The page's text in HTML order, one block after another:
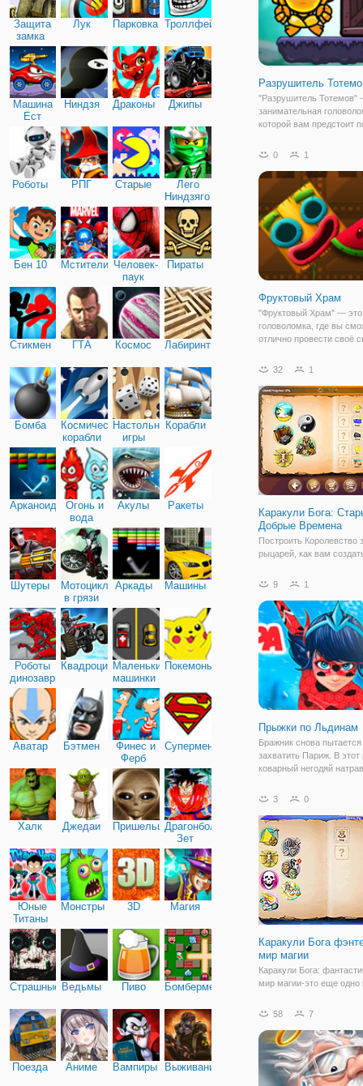
Защита
замка
Лук Парковка Троллфейс
Машина
Ест
Машину
Ниндзя Драконы Джипы
Роботы РПГ Старые
Лего
Ниндзяго
Бен 10 Мстители Человек-
паук
Пираты
Стикмен ГТА Космос Лабиринты
Бомба
Космические
корабли
Настольные
игры
Корабли
Арканоид
Огонь и
вода
Акулы Ракеты
Шутеры
Мотоциклы
в грязи
Аркады Машины
Роботы
динозавры
КвадроциклыМаленькие
машинки
Покемоны
Аватар Бэтмен
Финес и
Ферб
Супермен
Халк Джедаи ПришельцыДрагонболл
Зет
Юные
Титаны
Монстры 3D Магия
Страшные Ведьмы Пиво Бомбермен
Поезда Аниме Вампиры Выживание
Разрушитель
"Разрушитель Тотемов" -
занимательная
которой вам предстоит
со своего каменного
логики. Итак, суть игры
заключается в
0 1
Фруктовый Храм
"Фруктовый Храм" — это
головоломка, где вы
отлично провести своё
языческим божеством,
особенности арбузы.
попросить помощи или
32 1
Каракули Бога:
Добрые Времена
Построить Королевство
рыцарей, как вам
осады солдаты башен
пиво. Сотни элементов,
смешивать и сочетать в
уникальной
9 1
Прыжки по Льдинам
Бражник снова пытается
захватить Париж. В этот
коварный негодяй
Филиппа Канделоро.
огромный ледяной
парижане в
3 0
Каракули Бога
мир магии
Каракули Бога:
мир магии-это еще одно
фэнтези. Как и в
использовать ваш мозг и
чтобы соединить вместе
различные элементы и
58 7